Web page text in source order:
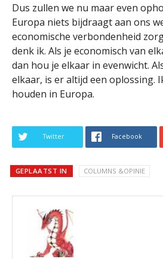
Dus zullen we nu maar even
Europa niets bijdraagt aan ons
economische verbondenheid
denk ik. Als je economisch van
dan hou je elkaar in evenwicht.
elkaar, is er altijd een oplossing.
houden in Europa.
Twitter Facebook
GEPLAATST IN COLUMNS &OPINIE